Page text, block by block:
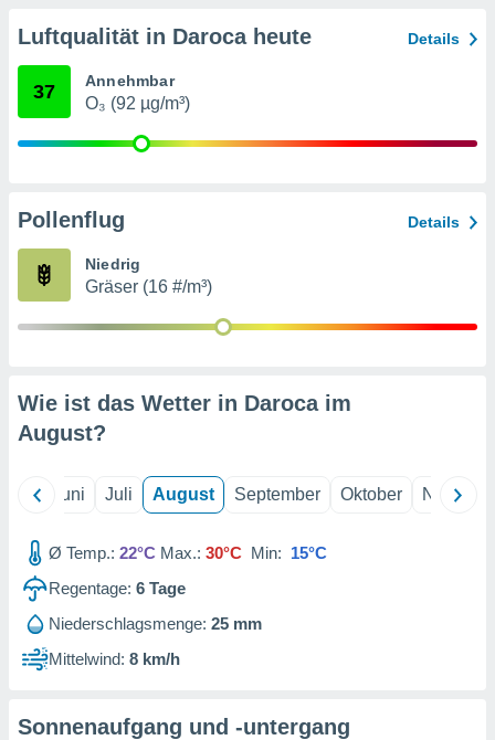
zur
der
durch
von
zur
Inhalten.
und
Luftqualität in Daroca heute Details
37 Annehmbar
O₃ (92 µg/m³)
Pollenflug Details
Niedrig
Gräser (16 #/m³)
Wie ist das Wetter in Daroca im
August?
Juni Juli August September Oktober
Ø Temp.: 22°C Max.: 30°C Min: 15°C
Regentage: 6 Tage
Niederschlagsmenge: 25 mm
Mittelwind: 8 km/h
Sonnenaufgang und -untergang